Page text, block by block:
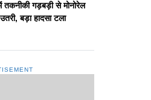
तकनीकी गड़बड़ी से मोनोरेल
बड़ा हादसा टला